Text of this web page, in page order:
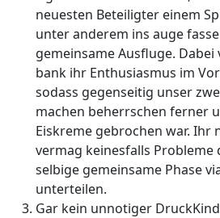
neuesten Beteiligter einem
unter anderem ins auge
gemeinsame Ausfluge.
bank ihr Enthusiasmus im
sodass gegenseitig unser
machen beherrschen ferner
Eiskreme gebrochen war. Ihr
vermag keinesfalls Probleme
selbige gemeinsame Phase
unterteilen.
Gar kein unnotiger